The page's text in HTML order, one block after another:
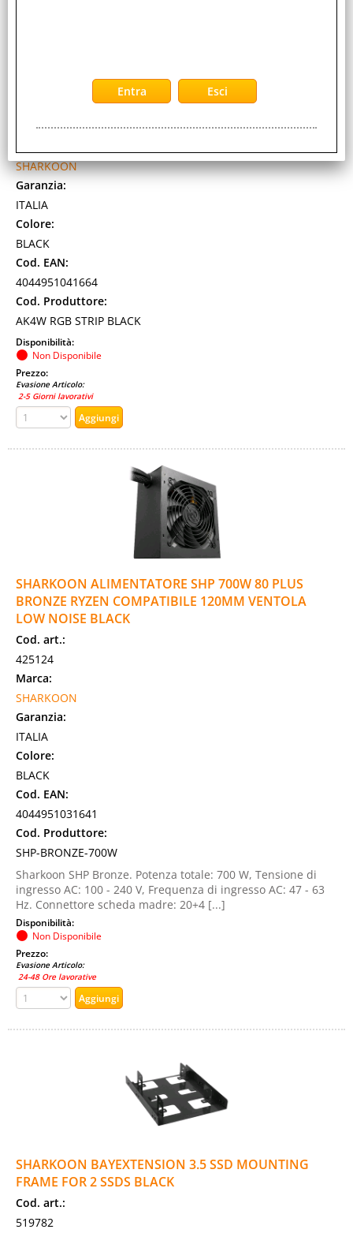
x USB-C 4 x 120mm ARGB FAN
543776
SHARKOON
Garanzia:
ITALIA
Colore:
BLACK
Cod. EAN:
4044951041664
Cod. Produttore:
AK4W RGB STRIP BLACK
Disponibilità:
Non Disponibile
Prezzo:
Evasione Articolo:
2-5 Giorni lavorativi
SHARKOON ALIMENTATORE SHP 700W 80 PLUS
BRONZE RYZEN COMPATIBILE 120MM VENTOLA
LOW NOISE BLACK
Cod. art.:
425124
Marca:
SHARKOON
Garanzia:
ITALIA
Colore:
BLACK
Cod. EAN:
4044951031641
Cod. Produttore:
SHP-BRONZE-700W
Sharkoon SHP Bronze. Potenza totale: 700 W, Tensione di
ingresso AC: 100 - 240 V, Frequenza di ingresso AC: 47 - 63
Hz. Connettore scheda madre: 20+4 [...]
Disponibilità:
Non Disponibile
Prezzo:
Evasione Articolo:
24-48 Ore lavorative
SHARKOON BAYEXTENSION 3.5 SSD MOUNTING
FRAME FOR 2 SSDS BLACK
Cod. art.:
519782